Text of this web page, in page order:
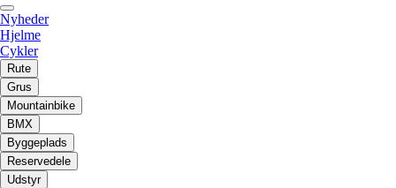
Nyheder
Hjelme
Cykler
Rute
Grus
Mountainbike
BMX
Byggeplads
Reservedele
Udstyr